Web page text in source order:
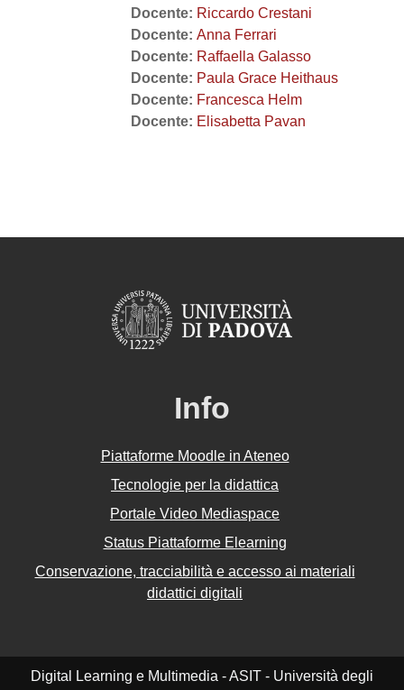
Docente: Riccardo Crestani
Docente: Anna Ferrari
Docente: Raffaella Galasso
Docente: Paula Grace Heithaus
Docente: Francesca Helm
Docente: Elisabetta Pavan
Info
Piattaforme Moodle in Ateneo
Tecnologie per la didattica
Portale Video Mediaspace
Status Piattaforme Elearning
Conservazione, tracciabilità e accesso ai materiali
didattici digitali
Digital Learning e Multimedia - ASIT - Università degli